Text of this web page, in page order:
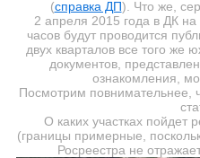
(справка ДП). Что же,
2 апреля 2015 года в ДК
часов будут проводится
двух кварталов все того же
документов,
ознакомления,
Посмотрим повнимательнее,
О каких участках пойдет
(границы примерные,
Росреестра не